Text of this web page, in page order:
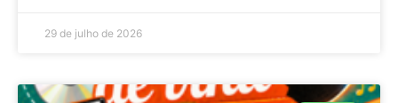
29 de julho de 2026